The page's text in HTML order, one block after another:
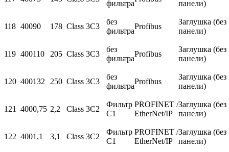
фильтра
панели)
118 40090 178 Class 3C3
без
фильтра
Profibus
Заглушка (без
панели)
119 400110 205 Class 3C3
без
фильтра
Profibus
Заглушка (без
панели)
120 400132 250 Class 3C3
без
фильтра
Profibus
Заглушка (без
панели)
121 4000,75 2,2 Class 3C2
Фильтр
С1
PROFINET /
EtherNet/IP
Заглушка (без
панели)
122 4001,1 3,1 Class 3C2
Фильтр
С1
PROFINET /
EtherNet/IP
Заглушка (без
панели)